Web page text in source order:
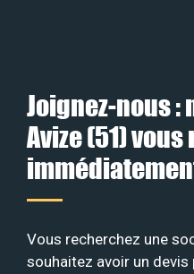
Joignez-nous :
Avize (51)
Vous recherchez une
souhaitez avoir un devis